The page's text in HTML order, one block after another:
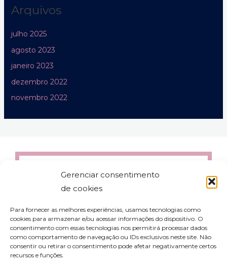
Gerenciar consentimento
de cookies
Para fornecer as melhores experiências, usamos tecnologias como
cookies para armazenar e/ou acessar informações do dispositivo. O
consentimento com essas tecnologias nos permitirá processar dados
como comportamento de navegação ou IDs exclusivos neste site. Não
consentir ou retirar o consentimento pode afetar negativamente certos
recursos e funções.
Arquivos
julho 2025
agosto 2023
janeiro 2023
dezembro 2022
novembro 2022